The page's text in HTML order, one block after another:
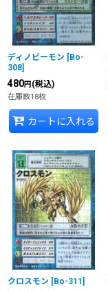
ディノビーモン [Bo-
308]
480円 (税込)
在庫数18枚
カートに入れる
クロスモン [Bo-311 ]